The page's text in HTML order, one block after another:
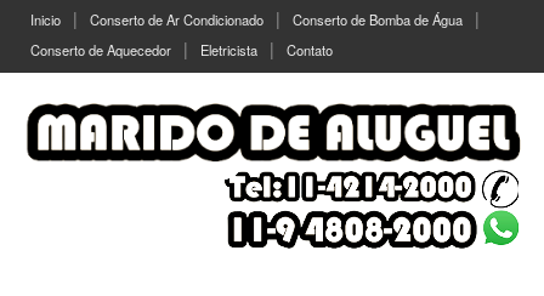
Pular
menu
Inicio Conserto de Ar Condicionado
Conserto de Bomba de Água
Conserto de Aquecedor
Eletricista Contato